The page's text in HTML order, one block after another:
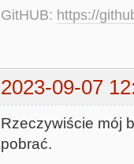
GitHUB: https://
2023-09-07
Rzeczywiście mój
pobrać.